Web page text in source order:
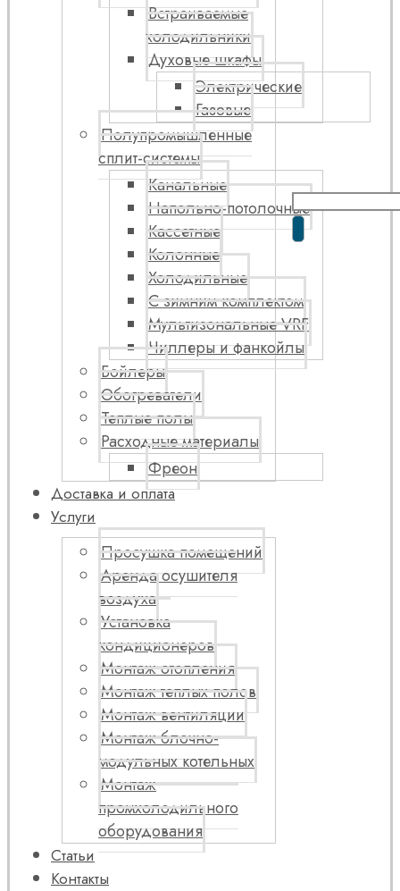
Встраиваемые
холодильники
Духовые шкафы
Электрические
Газовые
Полупромышленные
сплит-системы
Канальные
Напольно-потолочные
Кассетные
Колонные
Холодильные
С зимним комплектом
Мультизональные VRF
Чиллеры и фанкойлы
Бойлеры
Обогреватели
Теплые полы
Расходные материалы
Фреон
Доставка и оплата
Услуги
Просушка помещений
Аренда осушителя
воздуха
Установка
кондиционеров
Монтаж отопления
Монтаж теплых полов
Монтаж вентиляции
Монтаж блочно-
модульных котельных
Монтаж
промхолодильного
оборудования
Статьи
Контакты